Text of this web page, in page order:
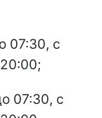
07:30, с
07:30, с